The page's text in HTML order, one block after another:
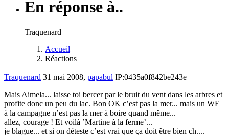
En réponse à..
Traquenard
Accueil
Réactions
Traquenard 31 mai 2008, papabul IP:0435a0f842be243e
Mais Aimela... laisse toi bercer par le bruit du vent dans les arbres et
profite donc un peu du lac. Bon OK c’est pas la mer... mais un WE
à la campagne n’est pas la mer à boire quand même...
allez, courage ! Et voilà ’Martine à la ferme’...
je blague... et si on déteste c’est vrai que ça doit être bien ch....